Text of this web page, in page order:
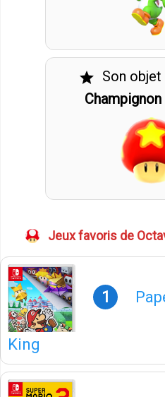
star Son
Jeux favoris de
1
King